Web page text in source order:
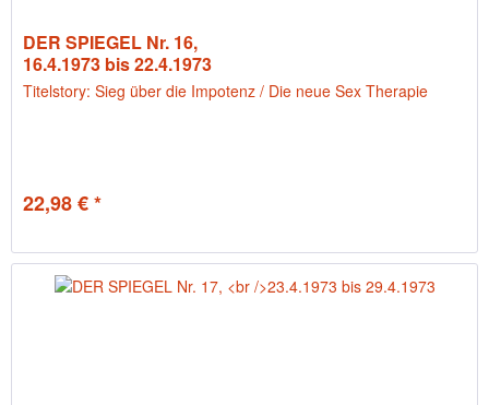
DER SPIEGEL Nr. 16,
16.4.1973 bis 22.4.1973
Titelstory: Sieg über die Impotenz / Die neue Sex Therapie
22,98 € *